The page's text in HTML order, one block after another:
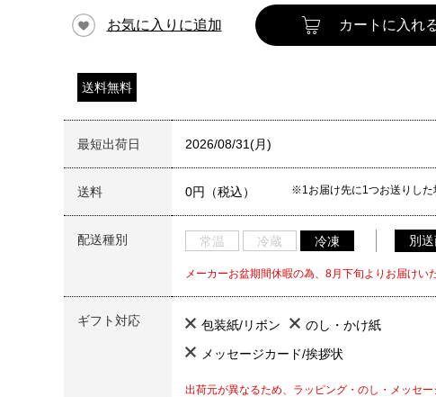
お気に入りに追加 カートに入れ
送料無料
最短出荷日 2026/08/31(月)
送料 0円（税込） ※1お届け先に1つお送りした
配送種別 常温 冷蔵 冷凍 別
メーカーお盆期間休暇の為、8月下旬よりお届けい
ギフト対応 包装紙/リボン
のし・かけ紙
メッセージカード/挨拶状
出荷元が異なるため、ラッピング・のし・メッセー